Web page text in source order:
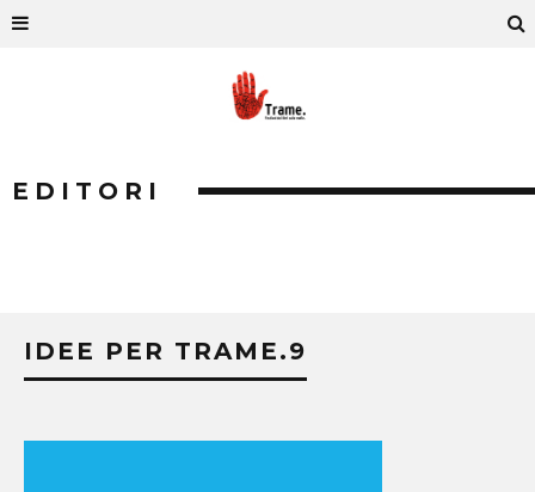
EDITORI
IDEE PER TRAME.9